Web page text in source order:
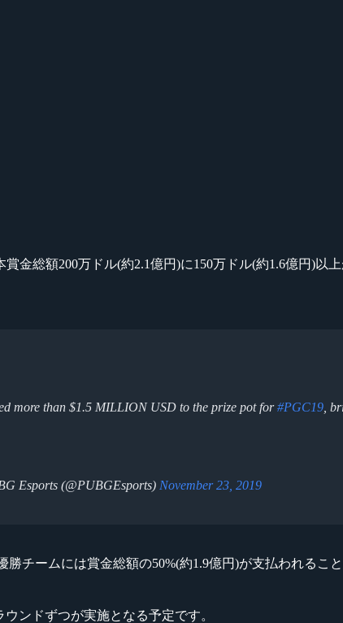
金総額200万ドル(約2.1億円)に150万ドル(約1.6億円)以
more than $1.5 MILLION USD to the prize pot for#PGC19 ,
Esports (@PUBGEsports) November 23, 2019
チームには賞金総額の50%(約1.9億円)が支払われること
ンドずつが実施となる予定です。